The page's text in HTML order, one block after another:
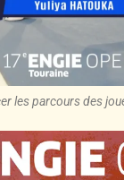
les parcours des